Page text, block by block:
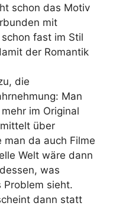
schon das Motiv
mit
fast im Stil
der Romantik
die
Man
im Original
über
da auch Filme
Welt wäre dann
was
Problem sieht.
dann statt